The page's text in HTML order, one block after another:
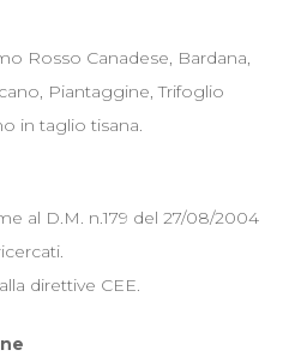
Rosso Canadese, Bardana,
Piantaggine, Trifoglio
in taglio tisana.
al D.M. n.179 del 27/08/2004
direttive CEE.